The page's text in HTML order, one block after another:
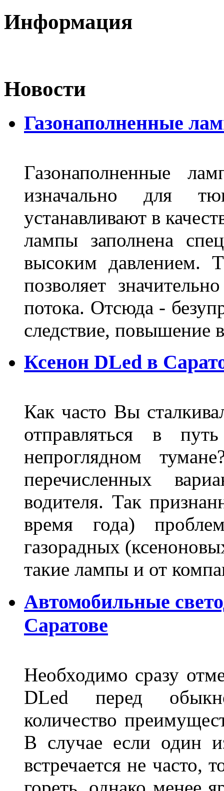
Информация
Новости
Газонаполненные
Газонаполненные
изначально для
устанавливают в
лампы заполнена
высоким давлением.
позволяет
потока. Отсюда -
следствие,
Ксенон DLed в
Как часто Вы
отправляться в
непроглядном
перечисленных
водителя. Так
время года)
газорадных
такие лампы и от
Автомобильные
Саратове
Необходимо сразу
DLed перед
количество
В случае если один
встречается не часто,